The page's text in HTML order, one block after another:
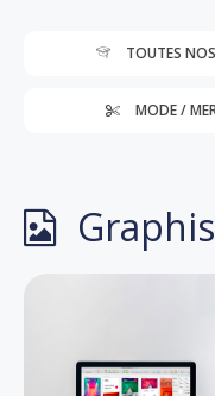
TOUTES
MODE /